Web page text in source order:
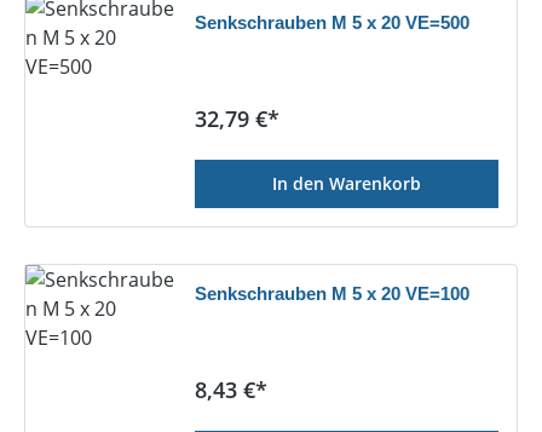
Senkschrauben M 5 x 20 VE=500
Regulärer Preis:
32,79 €*
In den Warenkorb
Senkschrauben M 5 x 20 VE=100
Regulärer Preis:
8,43 €*